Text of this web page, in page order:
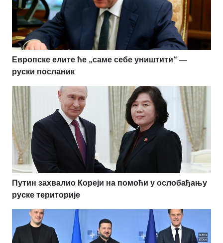
Европске елите ће „саме себе уништити“ —
руски посланик
Путин захвалио Кореји на помоћи у ослобађању
руске територије